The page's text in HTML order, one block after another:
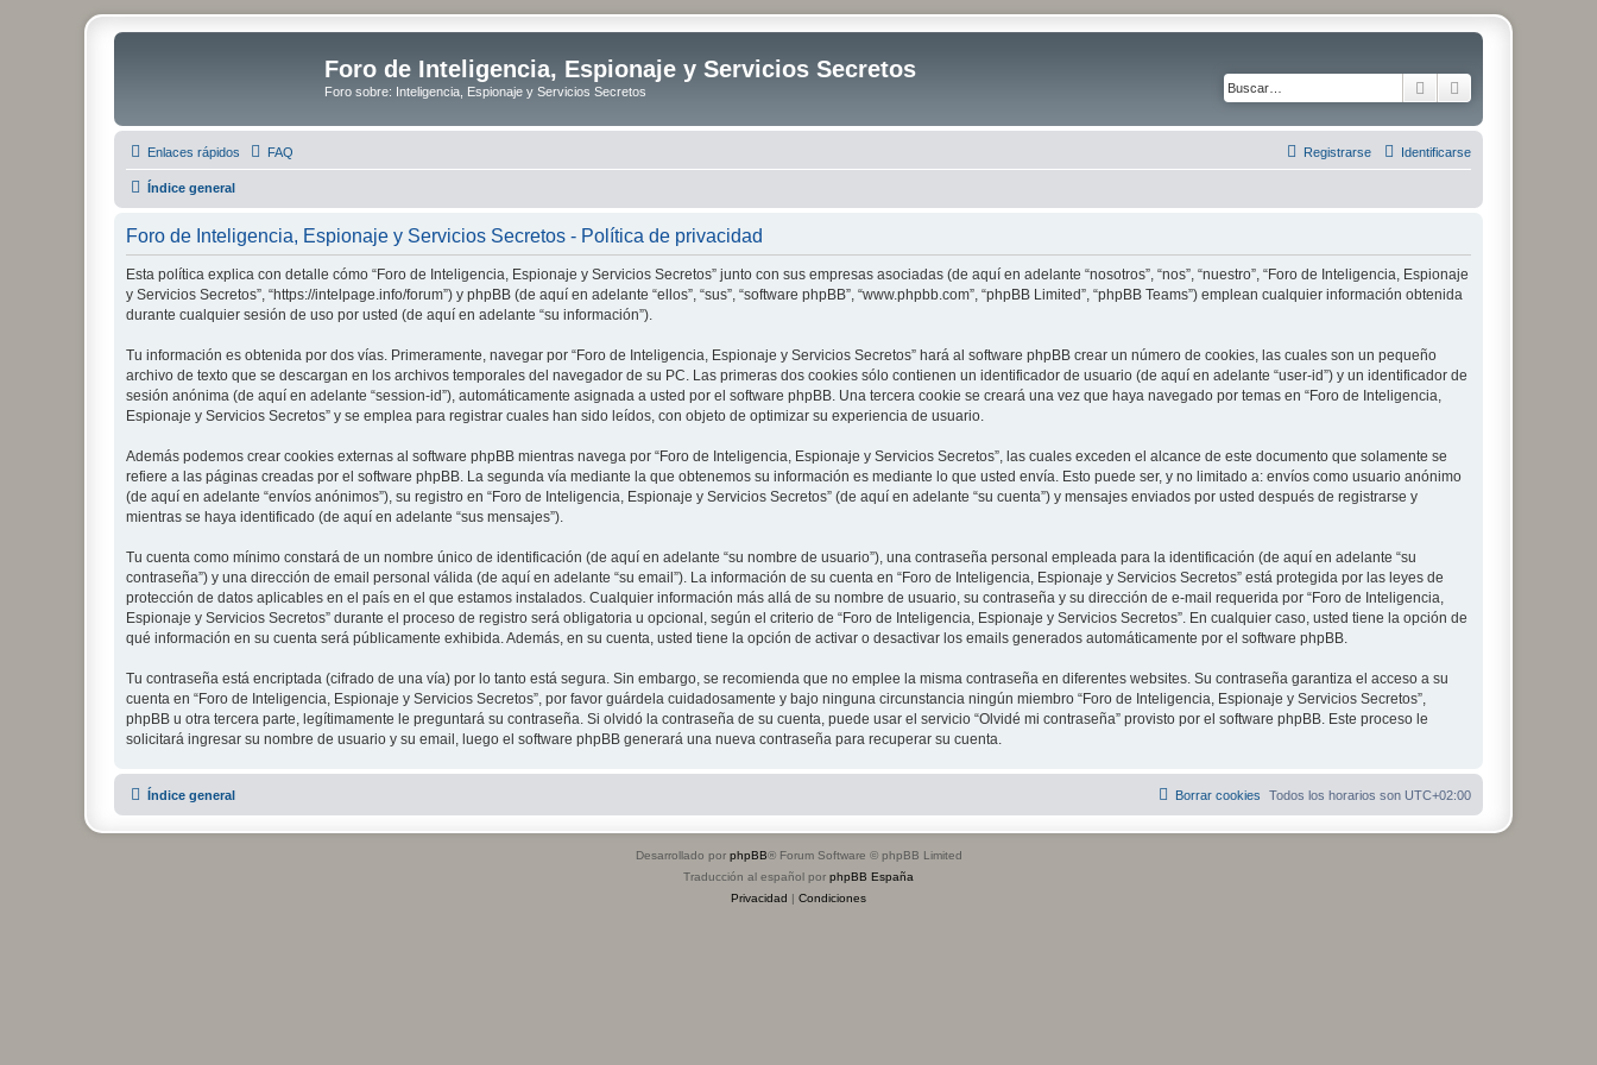
Foro de Inteligencia, Espionaje y Servicios Secretos
Foro sobre: Inteligencia, Espionaje y Servicios Secretos Buscar
Enlaces rápidos FAQ Identificarse
Registrarse
Índice general
Foro de Inteligencia, Espionaje y Servicios Secretos - Política de privacidad
Esta política explica con detalle cómo “Foro de Inteligencia, Espionaje y Servicios Secretos” junto con sus empresas asociadas (de aquí en adelante “nosotros”, “nos”, “nuestro”, “Foro de Inteligencia, Espionaje
y Servicios Secretos”, “https://intelpage.info/forum”) y phpBB (de aquí en adelante “ellos”, “sus”, “software phpBB”, “www.phpbb.com”, “phpBB Limited”, “phpBB Teams”) emplean cualquier información obtenida
durante cualquier sesión de uso por usted (de aquí en adelante “su información”).
Tu información es obtenida por dos vías. Primeramente, navegar por “Foro de Inteligencia, Espionaje y Servicios Secretos” hará al software phpBB crear un número de cookies, las cuales son un pequeño
archivo de texto que se descargan en los archivos temporales del navegador de su PC. Las primeras dos cookies sólo contienen un identificador de usuario (de aquí en adelante “user-id”) y un identificador de
sesión anónima (de aquí en adelante “session-id”), automáticamente asignada a usted por el software phpBB. Una tercera cookie se creará una vez que haya navegado por temas en “Foro de Inteligencia,
Espionaje y Servicios Secretos” y se emplea para registrar cuales han sido leídos, con objeto de optimizar su experiencia de usuario.
Además podemos crear cookies externas al software phpBB mientras navega por “Foro de Inteligencia, Espionaje y Servicios Secretos”, las cuales exceden el alcance de este documento que solamente se
refiere a las páginas creadas por el software phpBB. La segunda vía mediante la que obtenemos su información es mediante lo que usted envía. Esto puede ser, y no limitado a: envíos como usuario anónimo
(de aquí en adelante “envíos anónimos”), su registro en “Foro de Inteligencia, Espionaje y Servicios Secretos” (de aquí en adelante “su cuenta”) y mensajes enviados por usted después de registrarse y
mientras se haya identificado (de aquí en adelante “sus mensajes”).
Tu cuenta como mínimo constará de un nombre único de identificación (de aquí en adelante “su nombre de usuario”), una contraseña personal empleada para la identificación (de aquí en adelante “su
contraseña”) y una dirección de email personal válida (de aquí en adelante “su email”). La información de su cuenta en “Foro de Inteligencia, Espionaje y Servicios Secretos” está protegida por las leyes de
protección de datos aplicables en el país en el que estamos instalados. Cualquier información más allá de su nombre de usuario, su contraseña y su dirección de e-mail requerida por “Foro de Inteligencia,
Espionaje y Servicios Secretos” durante el proceso de registro será obligatoria u opcional, según el criterio de “Foro de Inteligencia, Espionaje y Servicios Secretos”. En cualquier caso, usted tiene la opción de
qué información en su cuenta será públicamente exhibida. Además, en su cuenta, usted tiene la opción de activar o desactivar los emails generados automáticamente por el software phpBB.
Tu contraseña está encriptada (cifrado de una vía) por lo tanto está segura. Sin embargo, se recomienda que no emplee la misma contraseña en diferentes websites. Su contraseña garantiza el acceso a su
cuenta en “Foro de Inteligencia, Espionaje y Servicios Secretos”, por favor guárdela cuidadosamente y bajo ninguna circunstancia ningún miembro “Foro de Inteligencia, Espionaje y Servicios Secretos”,
phpBB u otra tercera parte, legítimamente le preguntará su contraseña. Si olvidó la contraseña de su cuenta, puede usar el servicio “Olvidé mi contraseña” provisto por el software phpBB. Este proceso le
solicitará ingresar su nombre de usuario y su email, luego el software phpBB generará una nueva contraseña para recuperar su cuenta.
Índice general Todos los horarios son UTC+02:00
Borrar cookies
Desarrollado por phpBB® Forum Software © phpBB Limited
Traducción al español por phpBB España
Privacidad | Condiciones